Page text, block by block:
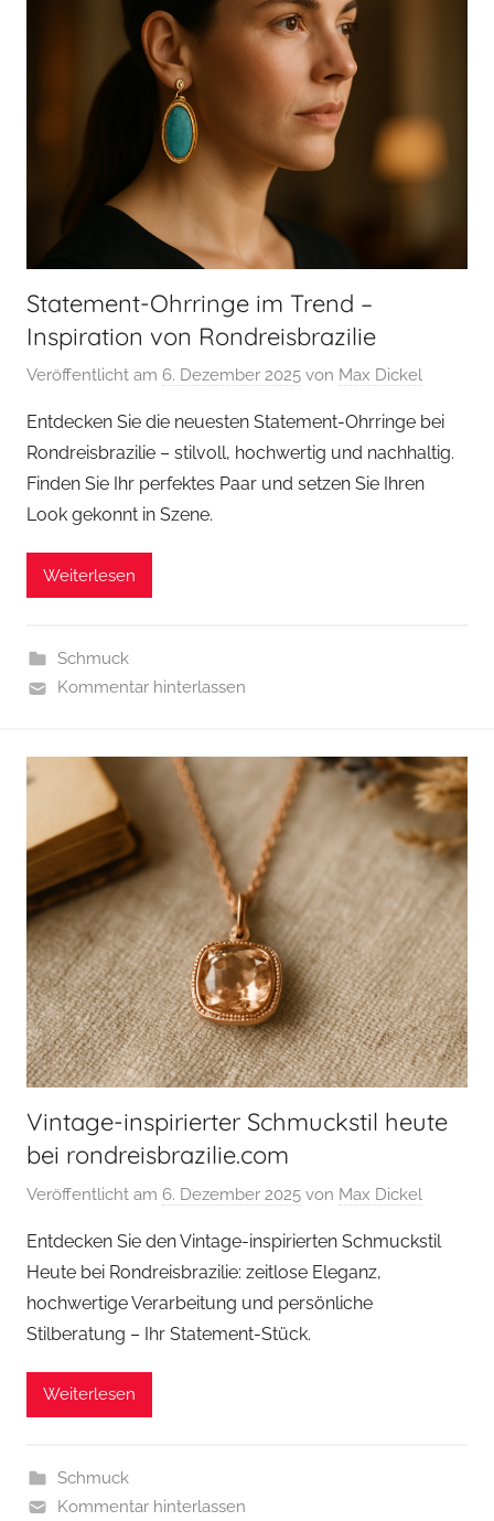
Statement-Ohrringe im Trend –
Inspiration von Rondreisbrazilie
Veröffentlicht am 6. Dezember 2025 von Max Dickel
Entdecken Sie die neuesten Statement-Ohrringe bei
Rondreisbrazilie – stilvoll, hochwertig und nachhaltig.
Finden Sie Ihr perfektes Paar und setzen Sie Ihren
Look gekonnt in Szene.
Weiterlesen
Schmuck
Kommentar hinterlassen
Vintage-inspirierter Schmuckstil heute
bei rondreisbrazilie.com
Veröffentlicht am 6. Dezember 2025 von Max Dickel
Entdecken Sie den Vintage-inspirierten Schmuckstil
Heute bei Rondreisbrazilie: zeitlose Eleganz,
hochwertige Verarbeitung und persönliche
Stilberatung – Ihr Statement-Stück.
Weiterlesen
Schmuck
Kommentar hinterlassen